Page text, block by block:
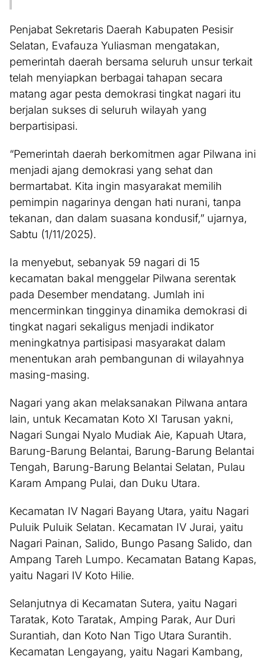
Penjabat Sekretaris Daerah Kabupaten Pesisir
Selatan, Evafauza Yuliasman mengatakan,
pemerintah daerah bersama seluruh unsur terkait
telah menyiapkan berbagai tahapan secara
matang agar pesta demokrasi tingkat nagari itu
berjalan sukses di seluruh wilayah yang
berpartisipasi.
“Pemerintah daerah berkomitmen agar Pilwana ini
menjadi ajang demokrasi yang sehat dan
bermartabat. Kita ingin masyarakat memilih
pemimpin nagarinya dengan hati nurani, tanpa
tekanan, dan dalam suasana kondusif,” ujarnya,
Sabtu (1/11/2025).
Ia menyebut, sebanyak 59 nagari di 15
kecamatan bakal menggelar Pilwana serentak
pada Desember mendatang. Jumlah ini
mencerminkan tingginya dinamika demokrasi di
tingkat nagari sekaligus menjadi indikator
meningkatnya partisipasi masyarakat dalam
menentukan arah pembangunan di wilayahnya
masing-masing.
Nagari yang akan melaksanakan Pilwana antara
lain, untuk Kecamatan Koto XI Tarusan yakni,
Nagari Sungai Nyalo Mudiak Aie, Kapuah Utara,
Barung-Barung Belantai, Barung-Barung Belantai
Tengah, Barung-Barung Belantai Selatan, Pulau
Karam Ampang Pulai, dan Duku Utara.
Kecamatan IV Nagari Bayang Utara, yaitu Nagari
Puluik Puluik Selatan. Kecamatan IV Jurai, yaitu
Nagari Painan, Salido, Bungo Pasang Salido, dan
Ampang Tareh Lumpo. Kecamatan Batang Kapas,
yaitu Nagari IV Koto Hilie.
Selanjutnya di Kecamatan Sutera, yaitu Nagari
Taratak, Koto Taratak, Amping Parak, Aur Duri
Surantiah, dan Koto Nan Tigo Utara Surantih.
Kecamatan Lengayang, yaitu Nagari Kambang,